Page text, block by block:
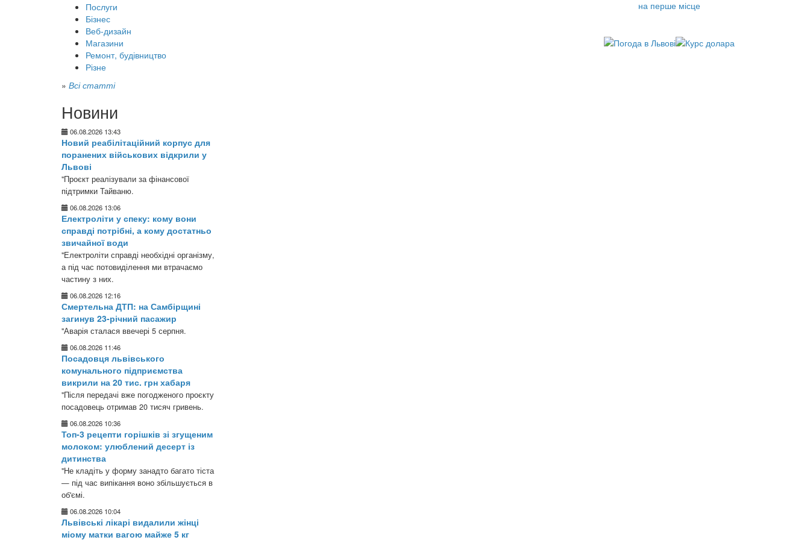
Послуги
Бізнес
Веб-дизайн
Магазини
Ремонт, будівництво
Різне
» Всі статті
Новини
06.08.2026 13:43
Новий реабілітаційний корпус для
поранених військових відкрили у
Львові
"Проєкт реалізували за фінансової
підтримки Тайваню.
06.08.2026 13:06
Електроліти у спеку: кому вони
справді потрібні, а кому достатньо
звичайної води
"Електроліти справді необхідні організму,
а під час потовиділення ми втрачаємо
частину з них.
06.08.2026 12:16
Смертельна ДТП: на Самбірщині
загинув 23-річний пасажир
"Аварія сталася ввечері 5 серпня.
06.08.2026 11:46
Посадовця львівського
комунального підприємства
викрили на 20 тис. грн хабаря
"Після передачі вже погодженого проєкту
посадовець отримав 20 тисяч гривень.
06.08.2026 10:36
Топ-3 рецепти горішків зі згущеним
молоком: улюблений десерт із
дитинства
"Не кладіть у форму занадто багато тіста
— під час випікання воно збільшується в
об'ємі.
06.08.2026 10:04
Львівські лікарі видалили жінці
міому матки вагою майже 5 кг
на перше місце